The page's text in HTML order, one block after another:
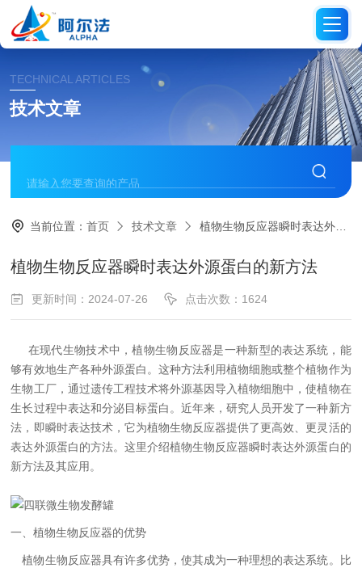
TECHNICAL ARTICLES
技术文章
当前位置：首页 技术文章 植物生物反应器瞬时表达外源蛋白的新方法
植物生物反应器瞬时表达外源蛋白的新方法
更新时间：2024-07-26 点击次数：1624
在现代生物技术中，植物生物反应器是一种新型的表达系统，能
够有效地生产各种外源蛋白。这种方法利用植物细胞或整个植物作为
生物工厂，通过遗传工程技术将外源基因导入植物细胞中，使植物在
生长过程中表达和分泌目标蛋白。近年来，研究人员开发了一种新方
法，即瞬时表达技术，它为植物生物反应器提供了更高效、更灵活的
表达外源蛋白的方法。这里介绍植物生物反应器瞬时表达外源蛋白的
新方法及其应用。
一、植物生物反应器的优势
植物生物反应器具有许多优势，使其成为一种理想的表达系统。比